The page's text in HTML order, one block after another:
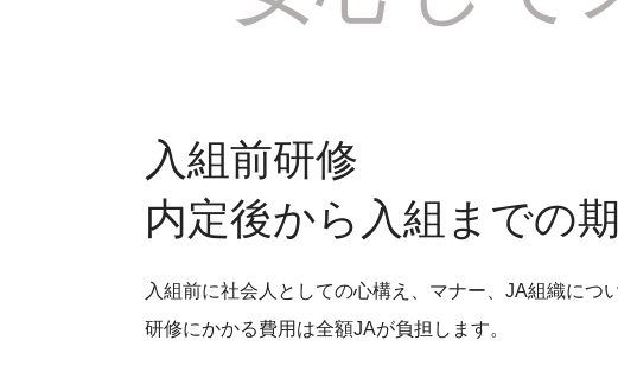
入組前研修
内定後から入組までの
入組前に社会人としての心構え、マナー、JA組織につ
研修にかかる費用は全額JAが負担します。